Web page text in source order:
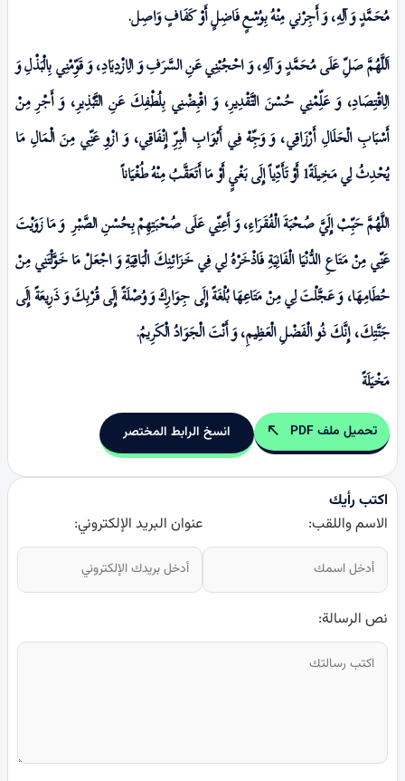
مُحَمَّدٍ وَ آلِهِ، وَ أَجِرْني مِنْهُ بِوُسْعٍ فَاضِلٍ أَوْ كَفَافٍ وَاصِل.‏
اَللَّهُمَّ صَلِّ عَلَى مُحَمَّدٍ وَ آلِهِ، وَ احْجُبْنِي عَنِ السَّرَفِ وَ الِازْدِيَادِ، وَ قَوِّمْنِي بِالْبَذْلِ وَ
الِاقْتِصَادِ، وَ عَلِّمْنِي حُسْنَ التَّقْدِيرِ، وَ اقْبِضْنِي بِلُطْفِكَ عَنِ التَّبْذِيرِ، وَ أَجْرِ مِنْ
أَسْبَابِ الْحَلَالِ أَرْزَاقِي، وَ وَجِّهْ فِي أَبْوَابِ الْبِرِّ إِنْفَاقِي، وَ ازْوِ عَنِّي مِنَ الْمَالِ مَا
يُحْدِثُ لِي مَخِيلَةً1 أَوْ تَأَدِّياً إِلَى بَغْيٍ أَوْ مَا أَتَعَقَّبُ مِنْهُ طُغْيَاناً
اللَّهُمَّ حَبِّبْ إِلَيَّ صُحْبَةَ الْفُقَرَاءِ، وَ أَعِنِّي عَلَى صُحْبَتِهِمْ بِحُسْنِ الصَّبْرِ وَ مَا زَوَيْتَ
عَنِّي مِنْ مَتَاعِ الدُّنْيَا الْفَانِيَةِ فَاذْخَرْهُ لِي فِي خَزَائِنِكَ الْبَاقِيَةِ وَ اجْعَلْ مَا خَوَّلْتَنِي مِنْ
حُطَامِهَا، وَ عَجَّلْتَ لِي مِنْ مَتَاعِهَا بُلْغَةً إِلَى جِوَارِكَ وَ وُصْلَةً إِلَى قُرْبِكَ وَ ذَرِيعَةً إِلَى
جَنَّتِكَ، إِنَّكَ‏ ذُو الْفَضْلِ الْعَظِيمِ‏، وَ أَنْتَ الْجَوَادُ الْكَرِيمُ.
مَخْیَلَةً
تحميل ملف PDF انسخ الرابط المختصر
اكتب رأيك
الاسم واللقب:
عنوان البريد الإلكتروني:
نص الرسالة: